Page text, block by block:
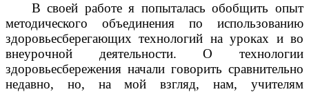
В своей работе я попыталась обобщить опыт
методического объединения по использованию
здоровьесберегающих технологий на уроках и во
внеурочной деятельности. О технологии
здоровьесбережения начали говорить сравнительно
недавно, но, на мой взгляд, нам, учителям